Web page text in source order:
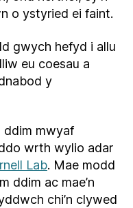
o ystyried ei faint.
gwych hefyd i allu
eu coesau a
y
ddim mwyaf
wrth wylio adar
Lab. Mae modd
ddim ac mae’n
chi’n clywed